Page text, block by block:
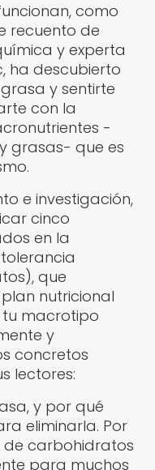
como
recuento de
y experta
ha descubierto
y sentirte
con la
-
grasas- que es
e investigación,
cinco
en la
que
nutricional
tu macrotipo
y
concretos
lectores:
y por qué
eliminarla. Por
carbohidratos
para muchos